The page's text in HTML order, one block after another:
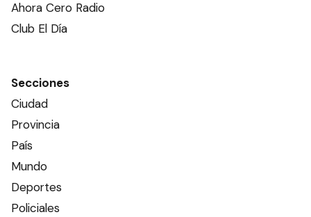
Ahora Cero Radio
Club El Día
Secciones
Ciudad
Provincia
País
Mundo
Deportes
Policiales